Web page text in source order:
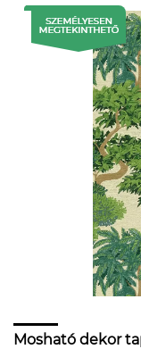
Mosható dekor